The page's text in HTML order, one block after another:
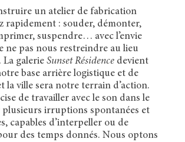
un atelier de fabrication
rapidement : souder, démonter,
suspendre… avec l’envie
ne pas nous restreindre au lieu
La galerie Sunset Résidence devient
base arrière logistique et de
la ville sera notre terrain d’action.
de travailler avec le son dans le
plusieurs irruptions spontanées et
capables d’interpeller ou de
des temps donnés. Nous optons